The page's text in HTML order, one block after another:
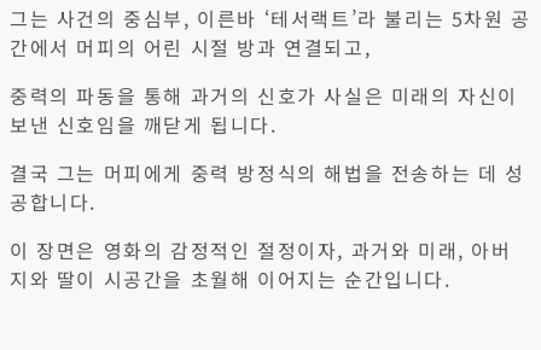
그는 사건의 중심부, 이른바 ‘테서랙트’라 불리는 5차원 공
간에서 머피의 어린 시절 방과 연결되고,
중력의 파동을 통해 과거의 신호가 사실은 미래의 자신이
보낸 신호임을 깨닫게 됩니다.
결국 그는 머피에게 중력 방정식의 해법을 전송하는 데 성
공합니다.
이 장면은 영화의 감정적인 절정이자, 과거와 미래, 아버
지와 딸이 시공간을 초월해 이어지는 순간입니다.